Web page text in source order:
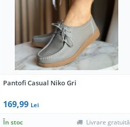
Pantofi Casual Niko Gri
169,99 Lei
În stoc Livrare gratuită